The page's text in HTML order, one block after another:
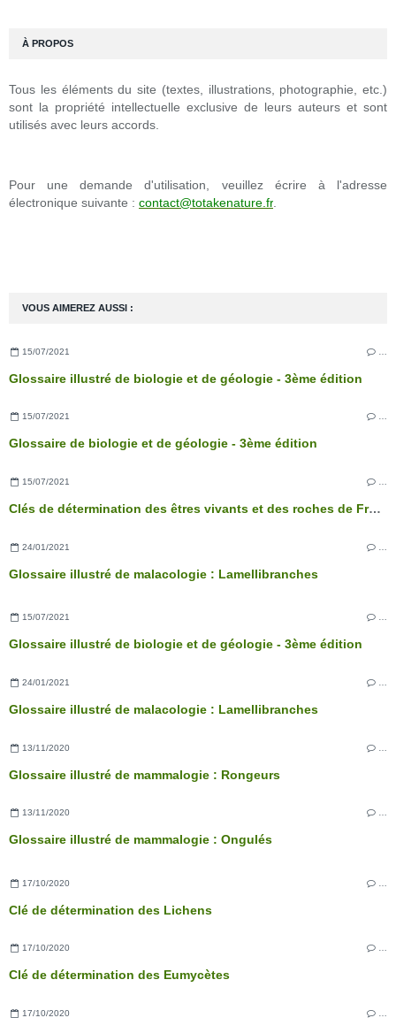
VOUS AIMEREZ AUSSI :
15/07/2021
Glossaire illustré de biologie et de géologie - 3ème édition
15/07/2021 …
Glossaire de biologie et de géologie - 3ème édition
15/07/2021
Clés de détermination des êtres vivants et des roches de France - 3ème édition
24/01/2021
Glossaire illustré de malacologie : Lamellibranches
15/07/2021 …
Glossaire illustré de biologie et de géologie - 3ème édition
24/01/2021
Glossaire illustré de malacologie : Lamellibranches
13/11/2020
Glossaire illustré de mammalogie : Rongeurs
13/11/2020
Glossaire illustré de mammalogie : Ongulés
17/10/2020
Clé de détermination des Lichens
17/10/2020 …
Clé de détermination des Eumycètes
17/10/2020
À PROPOS
Tous les éléments du site (textes, illustrations, photographie, etc.)
sont la propriété intellectuelle exclusive de leurs auteurs et sont
utilisés avec leurs accords.
Pour une demande d'utilisation, veuillez écrire à l'adresse
électronique suivante : contact@totakenature.fr